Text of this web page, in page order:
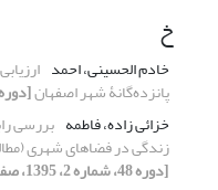
خ
خادم الحسینی، احمد
پانزده‌گانۀ شهر اصفهان[دوره 48، شماره 4، 1395، صفحه
خزائی زاده، فاطمه بررسی
زندگی در فضاهای شهری (مطالعۀ
[دوره 48، شماره 2، 1395، صفحه 349-361]